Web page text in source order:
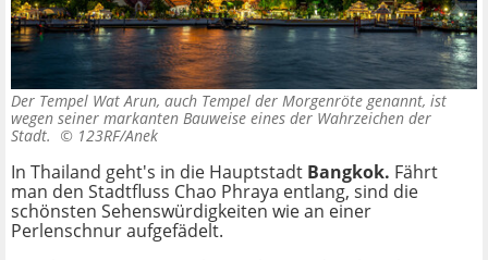
Der Tempel Wat Arun, auch Tempel der Morgenröte genannt, ist
wegen seiner markanten Bauweise eines der Wahrzeichen der
Stadt. © 123RF/Anek
In Thailand geht's in die Hauptstadt Bangkok. Fährt
man den Stadtfluss Chao Phraya entlang, sind die
schönsten Sehenswürdigkeiten wie an einer
Perlenschnur aufgefädelt.